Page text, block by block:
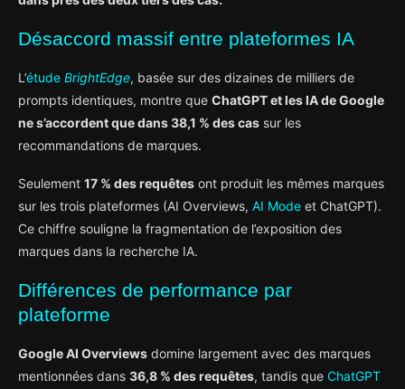
Désaccord massif entre plateformes IA
L’étude BrightEdge, basée sur des dizaines de milliers de
prompts identiques, montre que ChatGPT et les IA de Google
ne s’accordent que dans 38,1 % des cas sur les
recommandations de marques.
Seulement 17 % des requêtes ont produit les mêmes marques
sur les trois plateformes (AI Overviews, AI Mode et ChatGPT).
Ce chiffre souligne la fragmentation de l’exposition des
marques dans la recherche IA.
Différences de performance par
plateforme
Google AI Overviews domine largement avec des marques
mentionnées dans 36,8 % des requêtes, tandis que ChatGPT